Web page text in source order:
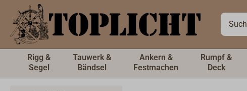
springen
Rigg &
Segel
Tauwerk &
Bändsel
Ankern &
Festmachen
Rumpf &
Deck